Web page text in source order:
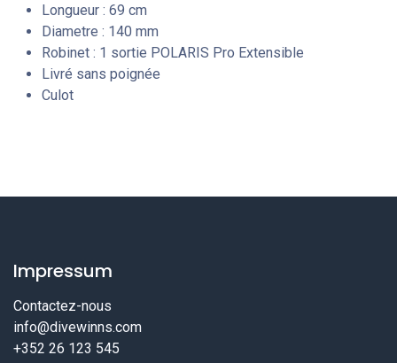
Longueur : 69 cm
Diametre : 140 mm
Robinet : 1 sortie POLARIS Pro Extensible
Livré sans poignée
Culot
Impressum
Contactez-nous
info@divewinns.com
+352 26 123 545